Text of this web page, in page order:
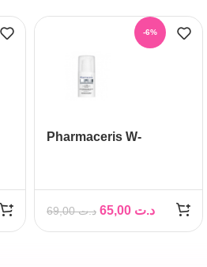
-6%
Pharmaceris W-
د.ت69,00 د.ت